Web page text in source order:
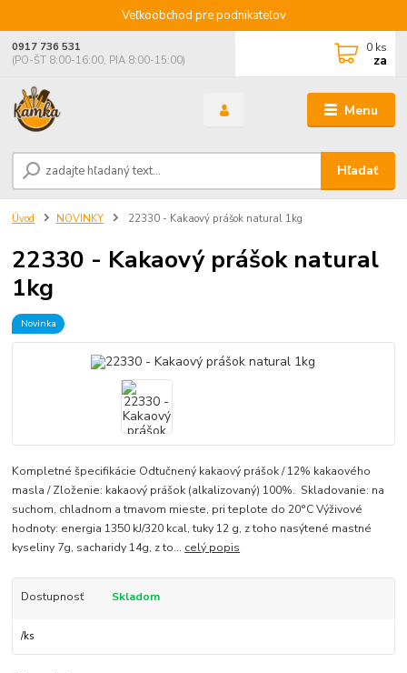
Veľkoobchod pre podnikateľov
Menu
Hľadať
0917 736 531
(PO-ŠT 8:00-16:00, PIA 8:00-15:00)
0 ks
za
Úvod NOVINKY 22330 - Kakaový prášok natural 1kg
22330 - Kakaový prášok natural
1kg
Novinka
Kompletné špecifikácie Odtučnený kakaový prášok / 12% kakaového
masla / Zloženie: kakaový prášok (alkalizovaný) 100%. Skladovanie: na
suchom, chladnom a tmavom mieste, pri teplote do 20°C Výživové
hodnoty: energia 1350 kJ/320 kcal, tuky 12 g, z toho nasýtené mastné
kyseliny 7g, sacharidy 14g, z to... celý popis
Dostupnosť Skladom
/ks